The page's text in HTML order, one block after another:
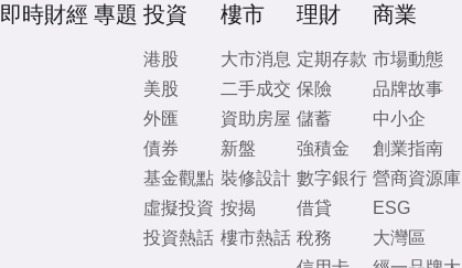
即時財經 專題 投資
港股
美股
外匯
債券
基金觀點
虛擬投資
投資熱話
樓市
大市消息
二手成交
資助房屋
新盤
裝修設計
按揭
樓市熱話
理財
定期存款
保險
儲蓄
強積金
數字銀行
借貸
稅務
商業
市場動態
品牌故事
中小企
創業指南
營商資源庫
ESG
大灣區